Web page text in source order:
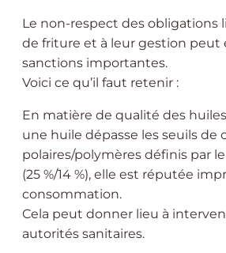
Le non-respect des obligations
de friture et à leur gestion peut
sanctions importantes.
Voici ce qu’il faut retenir :
En matière de qualité des
une huile dépasse les seuils de
polaires/polymères définis par
(25 %/14 %), elle est réputée
consommation.
Cela peut donner lieu à
autorités sanitaires.